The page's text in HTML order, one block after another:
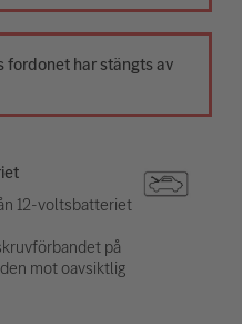
fordonet har stängts av
12-voltsbatteriet
på
mot oavsiktlig